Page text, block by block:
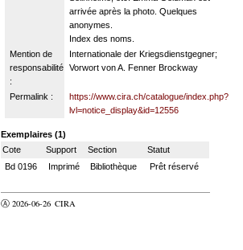
arrivée après la photo. Quelques
anonymes.
Index des noms.
Mention de
responsabilité
:
Internationale der Kriegsdienstgegner;
Vorwort von A. Fenner Brockway
Permalink :
https://www.cira.ch/catalogue/index.php?
lvl=notice_display&id=12556
Exemplaires (1)
Cote
Support Section
Statut
Bd 0196
Imprimé Bibliothèque Prêt réservé
Ⓐ 2026-06-26 CIRA